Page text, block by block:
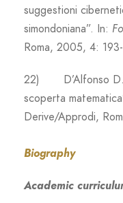
suggestioni
simondoniana”. In:
Roma, 2005, 4:
22) D’Alfonso D.
scoperta
Derive/Approdi,
Biography
Academic